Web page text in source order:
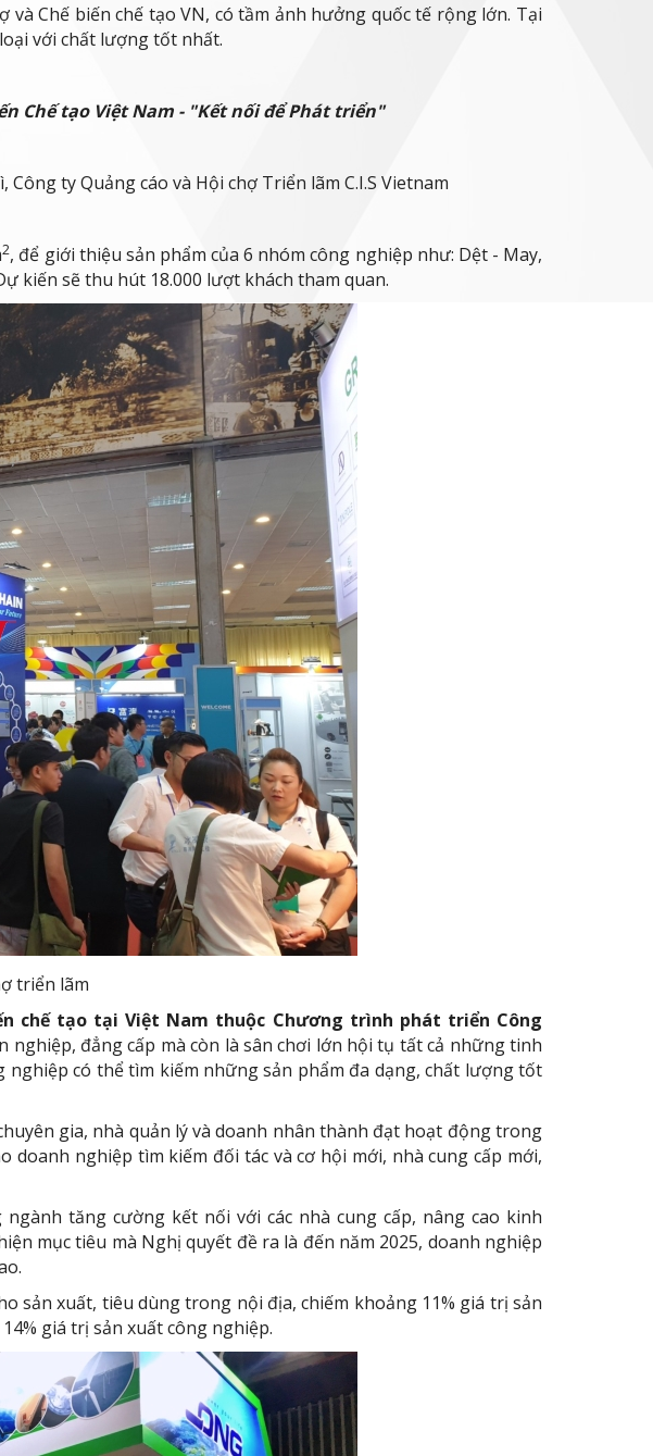
Chế biến chế tạo VN, có tầm ảnh hưởng quốc tế rộng lớn. Tại
với chất lượng tốt nhất.
Chế tạo Việt Nam - "Kết nối để Phát triển"
ty Quảng cáo và Hội chợ Triển lãm C.I.S Vietnam
2, để giới thiệu sản phẩm của 6 nhóm công nghiệp như: Dệt - May,
kiến sẽ thu hút 18.000 lượt khách tham quan.
triển lãm
chế tạo tại Việt Nam thuộc Chương trình phát triển Công
đẳng cấp mà còn là sân chơi lớn hội tụ tất cả những tinh
có thể tìm kiếm những sản phẩm đa dạng, chất lượng tốt
gia, nhà quản lý và doanh nhân thành đạt hoạt động trong
nghiệp tìm kiếm đối tác và cơ hội mới, nhà cung cấp mới,
tăng cường kết nối với các nhà cung cấp, nâng cao kinh
mục tiêu mà Nghị quyết đề ra là đến năm 2025, doanh nghiệp
sản xuất, tiêu dùng trong nội địa, chiếm khoảng 11% giá trị sản
giá trị sản xuất công nghiệp.